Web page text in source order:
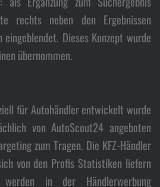
rechts neben den Ergebnissen
eingeblendet. Dieses Konzept wurde
übernommen.
für Autohändler entwickelt wurde
von AutoScout24 angeboten
zum Tragen. Die KFZ-Händler
von den Profis Statistiken liefern
in der Händlerwerbung